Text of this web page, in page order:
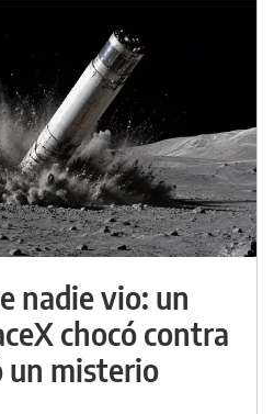
nadie vio: un
chocó contra
un misterio